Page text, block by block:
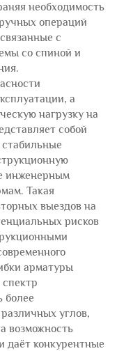
необходимость
операций
с
со спиной и
а
нагрузку на
собой
инженерным
Такая
выездов на
рисков
арматуры
более
углов,
возможность
даёт конкурентные